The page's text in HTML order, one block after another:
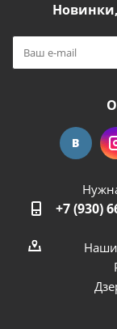
+7 (930)